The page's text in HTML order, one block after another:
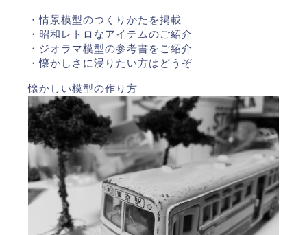
・情景模型のつくりかたを掲載
・昭和レトロなアイテムのご紹介
・ジオラマ模型の参考書をご紹介
・懐かしさに浸りたい方はどうぞ
懐かしい模型の作り方